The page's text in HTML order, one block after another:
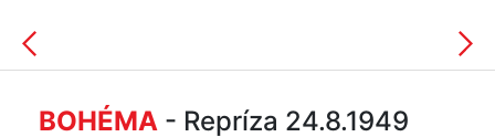
BOHÉMA - Repríza 24.8.1949